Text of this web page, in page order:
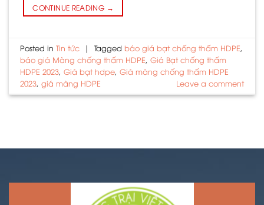
CONTINUE READING →
Posted inTin tức | Tagged báo giá bạt chống thấm HDPE,
báo giá Màng chống thấm HDPE,Giá Bạt chống thấm
HDPE 2023,Giá bạt hdpe,Giá màng chống thấm HDPE
2023,giá màng HDPE Leave a comment